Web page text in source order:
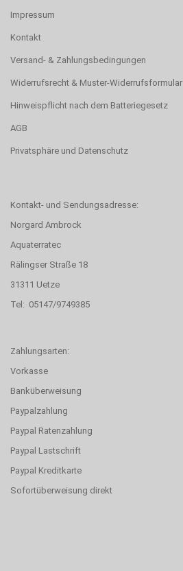
Impressum
Kontakt
Versand- & Zahlungsbedingungen
Widerrufsrecht & Muster-Widerrufsformular
Hinweispflicht nach dem Batteriegesetz
AGB
Privatsphäre und Datenschutz
Kontakt- und Sendungsadresse:
Norgard Ambrock
Aquaterratec
Rälingser Straße 18
31311 Uetze
Tel: 05147/9749385
Zahlungsarten:
Vorkasse
Banküberweisung
Paypalzahlung
Paypal Ratenzahlung
Paypal Lastschrift
Paypal Kreditkarte
Sofortüberweisung direkt